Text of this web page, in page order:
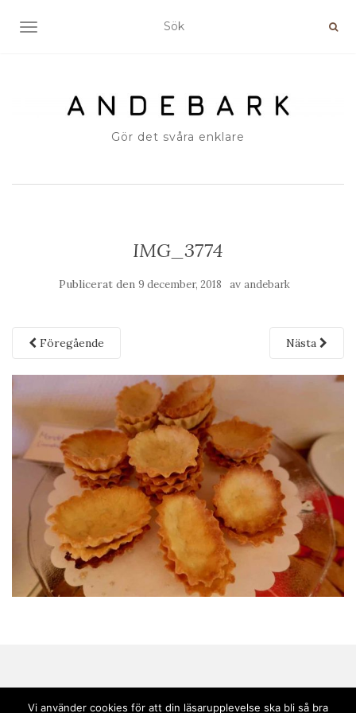
SLÅ PÅ/AV NAVIGERING
Gör det svåra enklare
IMG_3774
Publicerat den 9 december, 2018 av andebark
Föregående Nästa
Vi använder cookies för att din läsarupplevelse ska bli så bra